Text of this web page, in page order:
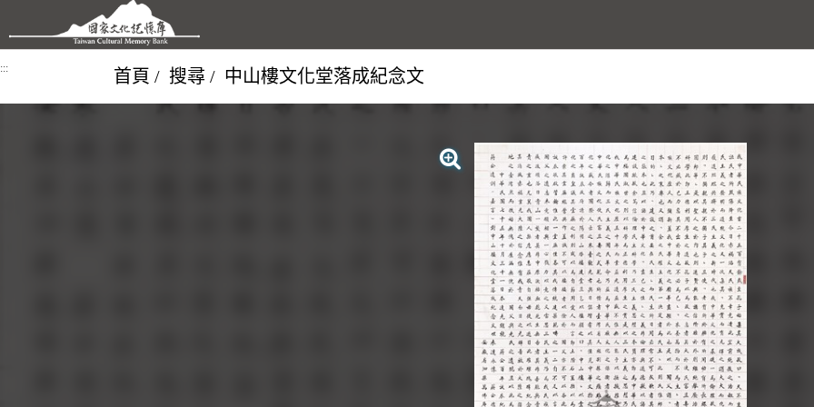
跳到主要內容區塊
::: 首頁 搜尋 中山樓文化堂落成紀念文